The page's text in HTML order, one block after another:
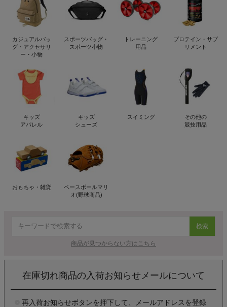
カジュアルバッ
グ・アクセサリ
ー・小物
スポーツバッグ・
スポーツ小物
トレーニング
用品
プロテイン・サプ
リメント
キッズ
アパレル
キッズ
シューズ
スイミング
その他の
競技用品
おもちゃ・雑貨
ベースボールマリ
オ(野球商品)
検索
商品が見つからない方はこちら
在庫切れ商品の入荷お知らせメールについて
再入荷お知らせボタンを押下して、メールアドレスを登録